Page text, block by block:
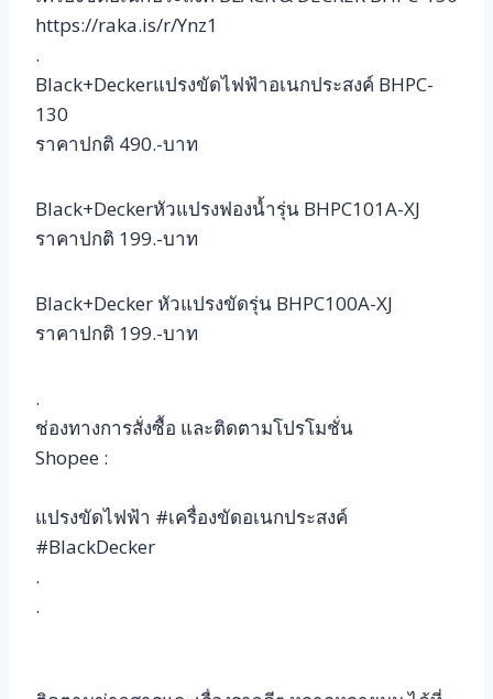
https://raka.is/r/Ynz1
.
Black+Deckerแปรงขัดไฟฟ้าอเนกประสงค์ BHPC-
130
ราคาปกติ 490.-บาท
Black+Deckerหัวแปรงฟองน้ำรุ่น BHPC101A-XJ
ราคาปกติ 199.-บาท
Black+Decker หัวแปรงขัดรุ่น BHPC100A-XJ
ราคาปกติ 199.-บาท
.
ช่องทางการสั่งซื้อ และติดตามโปรโมชั่น
Shopee :
แปรงขัดไฟฟ้า #เครื่องขัดอเนกประสงค์
#BlackDecker
.
.